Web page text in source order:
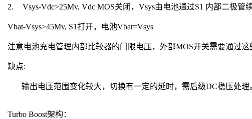
2. Vsys-Vdc>25Mv, Vdc MOS关闭，Vsys由电池通过S1 内部二极管
Vbat-Vsys>45Mv, S1打开，电池Vbat=Vsys
注意电池充电管理内部比较器的门限电压，外部MOS开关需要通过这
缺点:
输出电压范围变化较大，切换有一定的延时，需后级DC稳压处理
Turbo Boost架构：